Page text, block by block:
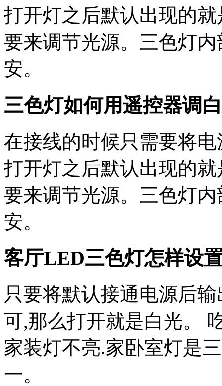
打开灯之后默认出现的
要来调节光源。三色灯
安。
三色灯如何用遥控器调
在接线的时候只需要将
打开灯之后默认出现的
要来调节光源。三色灯
安。
客厅LED三色灯怎样设
只要将默认接通电源后
可,那么打开就是白光。
家装灯不亮.家卧室灯是
一。